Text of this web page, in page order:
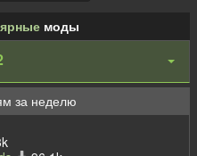
моды
за неделю